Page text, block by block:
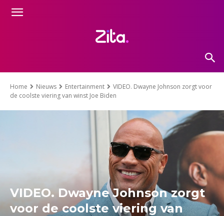
Home Nieuws Entertainment
VIDEO. Dwayne Johnson zorgt voor
de coolste viering van winst Joe Biden
VIDEO. Dwayne Johnson zorgt
voor de coolste viering van